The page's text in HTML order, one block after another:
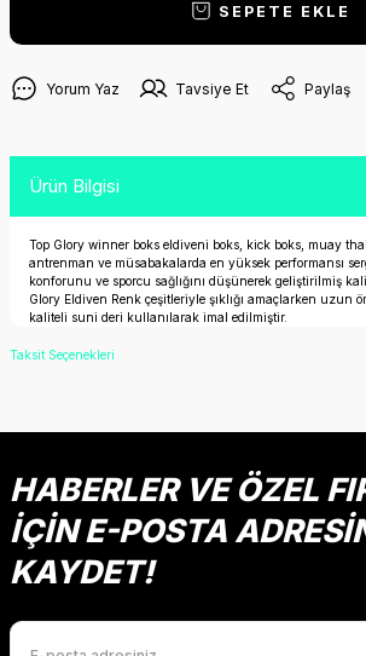
SEPETE EKLE
Yorum Yaz Tavsiye Et Paylaş
Ürün Bilgisi
Top Glory winner boks eldiveni boks, kick boks, muay
antrenman ve müsabakalarda en yüksek performansı
konforunu ve sporcu sağlığını düşünerek geliştirilmiş
Glory Eldiven Renk çeşitleriyle şıklığı amaçlarken uzun
kaliteli suni deri kullanılarak imal edilmiştir.
Taksit Seçenekleri
HABERLER VE ÖZEL
İÇİN E-POSTA
KAYDET!